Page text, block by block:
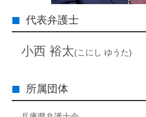
代表弁護士
小西 裕太(こにし ゆうた)
所属団体